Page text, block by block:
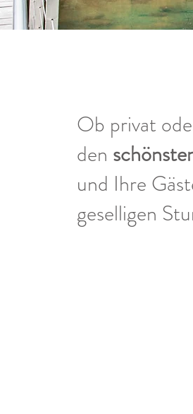
Ob privat
den
und Ihre
geselligen